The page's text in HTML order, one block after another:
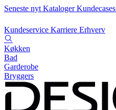
Seneste nyt KatalogerKundecases
Kundeservice Karriere Erhverv
Køkken
Bad
Garderobe
Bryggers